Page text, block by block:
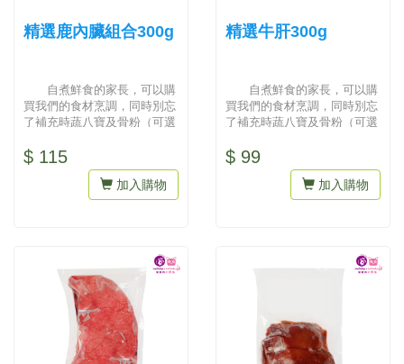
精選鹿內臟組合300g
自煮鮮食的家長，可以購
買我們的食材烹調，同時別忘
了補充時蔬八寶及骨粉（可選
均衡...
$ 115
加入購物
精選牛肝300g
自煮鮮食的家長，可以購
買我們的食材烹調，同時別忘
了補充時蔬八寶及骨粉（可選
均衡...
$ 99
加入購物